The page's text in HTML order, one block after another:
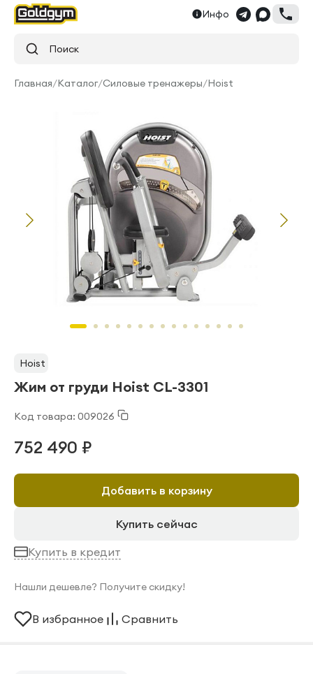
Инфо
Поиск
Главная/Каталог/Силовые тренажеры/Hoist
Hoist
Жим от груди Hoist CL-3301
Код товара: 009026
752 490 ₽
Добавить в корзину
Купить сейчас
Купить в кредит
Нашли дешевле? Получите скидку!
В избранное Сравнить